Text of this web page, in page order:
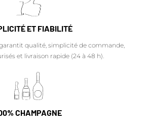
ET FIABILITÉ
qualité, simplicité de commande,
et livraison rapide (24 à 48 h).
CHAMPAGNE